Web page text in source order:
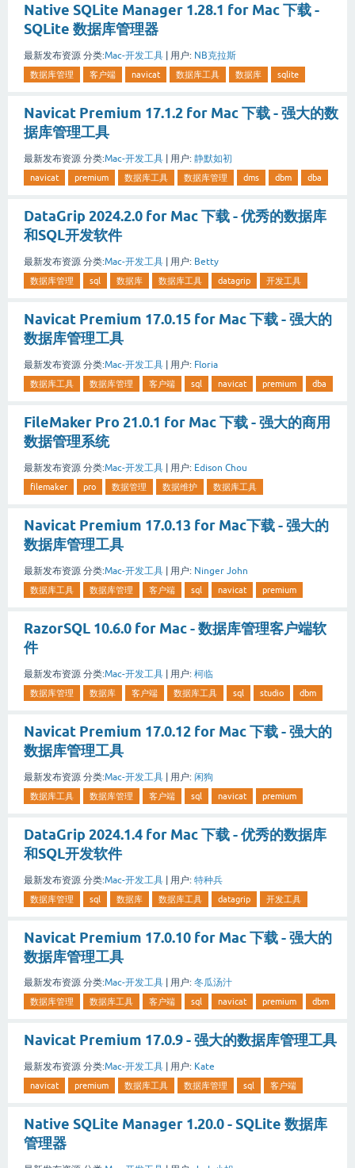
Native SQLite Manager 1.28.1 for Mac 下载 -
SQLite 数据库管理器
最新发布资源 分类:Mac-开发工具 | 用户: NB克拉斯
数据库管理 客户端 navicat 数据库工具 数据库 sqlite
Navicat Premium 17.1.2 for Mac 下载 - 强大的数
据库管理工具
最新发布资源 分类:Mac-开发工具 | 用户: 静默如初
navicat premium 数据库工具 数据库管理 dms dbm dba
DataGrip 2024.2.0 for Mac 下载 - 优秀的数据库
和SQL开发软件
最新发布资源 分类:Mac-开发工具 | 用户: Betty
数据库管理 sql 数据库 数据库工具 datagrip 开发工具
Navicat Premium 17.0.15 for Mac 下载 - 强大的
数据库管理工具
最新发布资源 分类:Mac-开发工具 | 用户: Floria
数据库工具 数据库管理 客户端 sql navicat premium dba
FileMaker Pro 21.0.1 for Mac 下载 - 强大的商用
数据管理系统
最新发布资源 分类:Mac-开发工具 | 用户: Edison Chou
filemaker pro 数据管理 数据维护 数据库工具
Navicat Premium 17.0.13 for Mac下载 - 强大的
数据库管理工具
最新发布资源 分类:Mac-开发工具 | 用户: Ninger John
数据库工具 数据库管理 客户端 sql navicat premium
RazorSQL 10.6.0 for Mac - 数据库管理客户端软
件
最新发布资源 分类:Mac-开发工具 | 用户: 柯临
数据库管理 数据库 客户端 数据库工具 sql studio dbm
Navicat Premium 17.0.12 for Mac 下载 - 强大的
数据库管理工具
最新发布资源 分类:Mac-开发工具 | 用户: 闲狗
数据库工具 数据库管理 客户端 sql navicat premium
DataGrip 2024.1.4 for Mac 下载 - 优秀的数据库
和SQL开发软件
最新发布资源 分类:Mac-开发工具 | 用户: 特种兵
数据库管理 sql 数据库 数据库工具 datagrip 开发工具
Navicat Premium 17.0.10 for Mac 下载 - 强大的
数据库管理工具
最新发布资源 分类:Mac-开发工具 用户: 冬瓜汤汁
数据库管理 数据库工具 客户端 sql navicat premium dbm
Navicat Premium 17.0.9 - 强大的数据库管理工具
最新发布资源 分类:Mac-开发工具 用户: Kate
navicat premium 数据库工具 数据库管理 sql 客户端
Native SQLite Manager 1.20.0 - SQLite 数据库
管理器